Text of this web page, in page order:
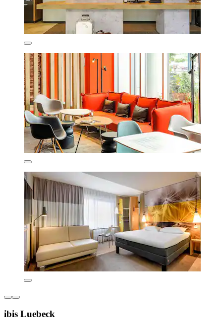
ibis Luebeck